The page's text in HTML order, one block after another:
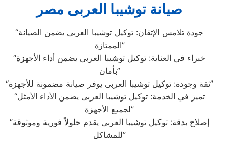
صيانة توشيبا العربى مصر
“جودة تلامس الإتقان: توكيل توشيبا العربى يضمن الصيانة
الممتازة”
“خبراء في العناية: توكيل توشيبا العربى يضمن أداء الأجهزة
بأمان”
“ثقة وجودة: توكيل توشيبا العربى يوفر صيانة مضمونة للأجهزة”
“تميز في الخدمة: توكيل توشيبا العربى يضمن الأداء الأمثل
لجميع الأجهزة”
“إصلاح بدقة: توكيل توشيبا العربى يقدم حلولاً فورية وموثوقة
للمشاكل”